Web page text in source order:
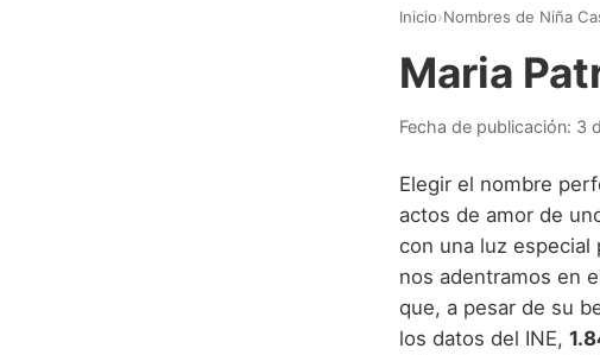
Inicio›Nombres de Niña
Maria
Fecha de publicación: 3
Elegir el nombre
actos de amor de
con una luz especial
nos adentramos en
que, a pesar de su
los datos del INE,